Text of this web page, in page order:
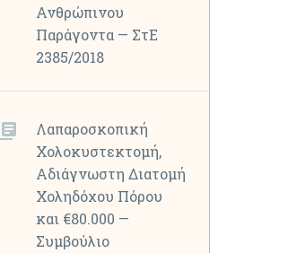
Ανθρώπινου
Παράγοντα — ΣτΕ
2385/2018
Λαπαροσκοπική
Χολοκυστεκτομή,
Αδιάγνωστη Διατομή
Χοληδόχου Πόρου
και €80.000 —
Συμβούλιο